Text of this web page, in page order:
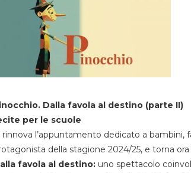
Dalla favola al destino (parte II)
per le scuole
rinnova l’appuntamento dedicato a bambini,
della stagione 2024/25, e torna
favola al destino:uno spettacolo